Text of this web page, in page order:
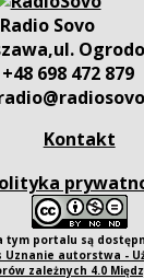
Radio Sovo
698 472 879
Kontakt
tym portalu są
Uznanie autorstwa -
zależnych 4.0